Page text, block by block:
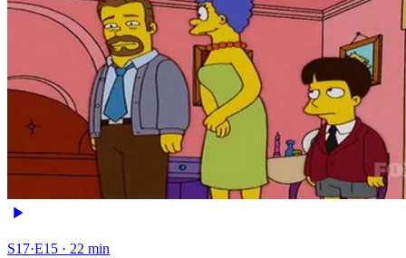
S17·E15 · 22 min